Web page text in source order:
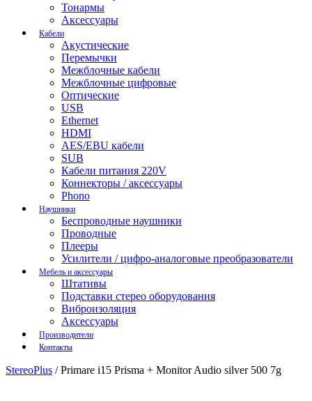
Тонармы
Аксессуары
Кабели
Акустические
Перемычки
Межблочные кабели
Межблочные цифровые
Оптические
USB
Ethernet
HDMI
AES/EBU кабели
SUB
Кабели питания 220V
Коннекторы / аксессуары
Phono
Наушники
Беспроводные наушники
Проводные
Плееры
Усилители / цифро-аналоговые преобразователи
Мебель и аксессуары
Штативы
Подставки стерео оборудования
Виброизоляция
Аксессуары
Производители
Контакты
StereoPlus /Primare i15 Prisma + Monitor Audio silver 500 7g